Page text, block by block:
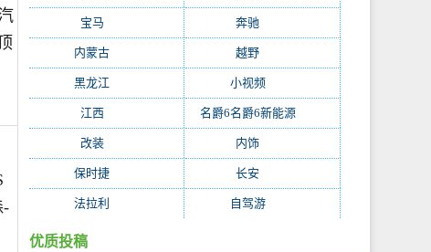
-
宝马 奔驰
内蒙古 越野
黑龙江 小视频(171)
江西(170) 名爵6名爵6新能源(168)
改装(162) 内饰
保时捷 长安
法拉利 自驾游(112)
优质投稿